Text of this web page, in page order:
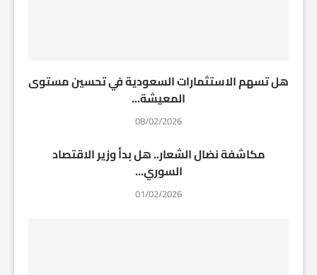
هل تسهم الاستثمارات السعودية في تحسين مستوى
المعيشة...
08/02/2026
مكاشفة نضال الشعار.. هل بدأ وزير الاقتصاد
السوري...
01/02/2026